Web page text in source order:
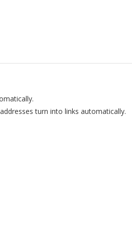
turn into links automatically.